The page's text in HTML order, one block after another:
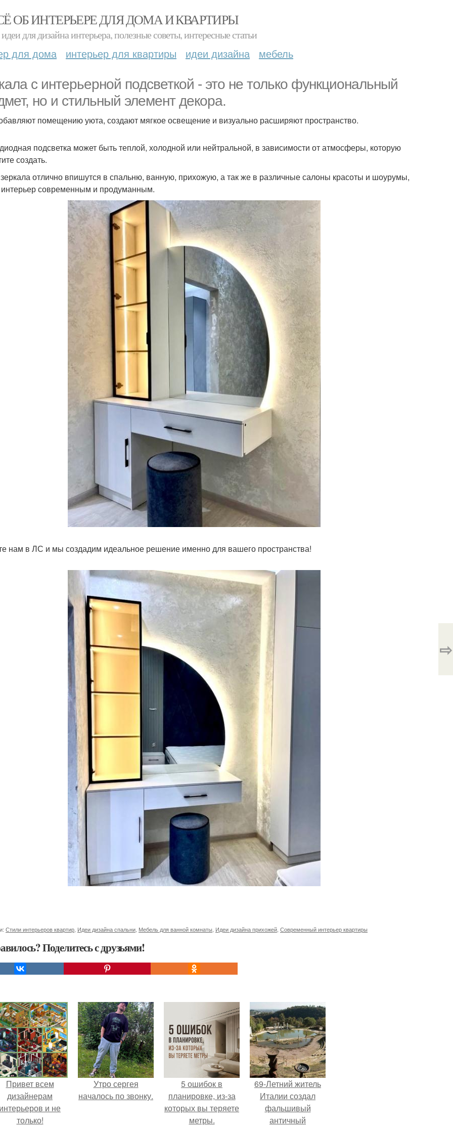
ОБ ИНТЕРЬЕРЕ ДЛЯ ДОМА И КВАРТИРЫ
для дизайна интерьера, полезные советы, интересные статьи
для дома интерьер для квартиры идеи дизайна мебель
с интерьерной подсветкой - это не только функциональный
но и стильный элемент декора.
помещению уюта, создают мягкое освещение и визуально расширяют пространство.
подсветка может быть теплой, холодной или нейтральной, в зависимости от атмосферы, которую
создать.
отлично впишутся в спальню, ванную, прихожую, а так же в различные салоны красоты и шоурумы,
современным и продуманным.
нам в ЛС и мы создадим идеальное решение именно для вашего пространства!
Стили интерьеров квартир Идеи дизайна спальни Мебель для ванной комнаты Идеи дизайна прихожей Современный интерьер квартиры
Поделитесь с друзьями!
⇨
Привет всем
дизайнерам
интерьеров и не
только!
Утро сергея
началось по звонку.
5 ошибок в
планировке, из-за
которых вы теряете
метры.
69-Летний житель
Италии создал
фальшивый
античный